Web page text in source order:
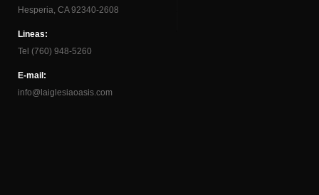
Hesperia, CA 92340-2608
Lineas:
Tel (760) 948-5260
E-mail:
info@laiglesiaoasis.com